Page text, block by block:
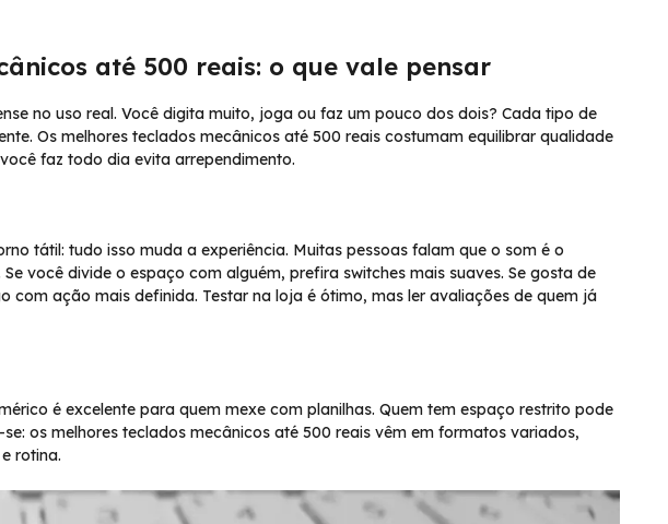
até 500 reais: o que vale pensar
no uso real. Você digita muito, joga ou faz um pouco dos dois? Cada tipo de
Os melhores teclados mecânicos até 500 reais costumam equilibrar qualidade
faz todo dia evita arrependimento.
tátil: tudo isso muda a experiência. Muitas pessoas falam que o som é o
você divide o espaço com alguém, prefira switches mais suaves. Se gosta de
com ação mais definida. Testar na loja é ótimo, mas ler avaliações de quem já
é excelente para quem mexe com planilhas. Quem tem espaço restrito pode
os melhores teclados mecânicos até 500 reais vêm em formatos variados,
rotina.